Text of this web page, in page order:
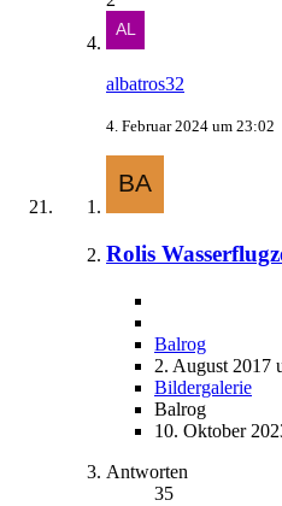
albatros32
4. Februar 2024 um 23:02
Rolis
Balrog
2. August 2017
Bildergalerie
Balrog
10. Oktober
Antworten
35